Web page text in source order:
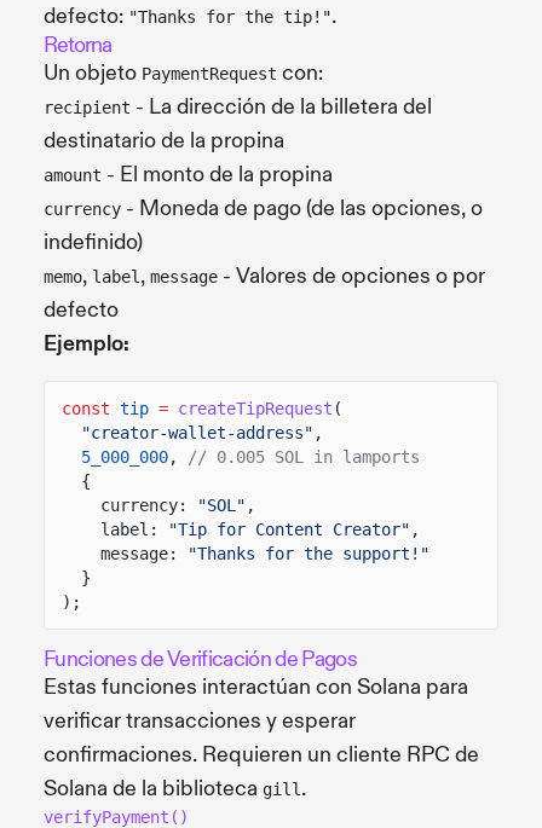
defecto: "Thanks for the tip!".
Retorna
Un objeto PaymentRequest con:
recipient - La dirección de la billetera del
destinatario de la propina
amount - El monto de la propina
currency - Moneda de pago (de las opciones, o
indefinido)
memo, label , message - Valores de opciones o por
defecto
Ejemplo:
const tip = createTipRequest (
"creator-wallet-address" ,
5_000_000,
// 0.005 SOL in lamports
{
currency:
"SOL" ,
label:
"Tip for Content Creator" ,
message:
"Thanks for the support!"
}
);
Funciones de Verificación de Pagos
Estas funciones interactúan con Solana para
verificar transacciones y esperar
confirmaciones. Requieren un cliente RPC de
Solana de la biblioteca gill .
verifyPayment()